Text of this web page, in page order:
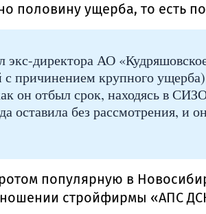
ущерба, то есть
директора АО
крупного
он отбыл срок, находясь в
без рассмотрения, и
популярную в
стройфирмы «АПС